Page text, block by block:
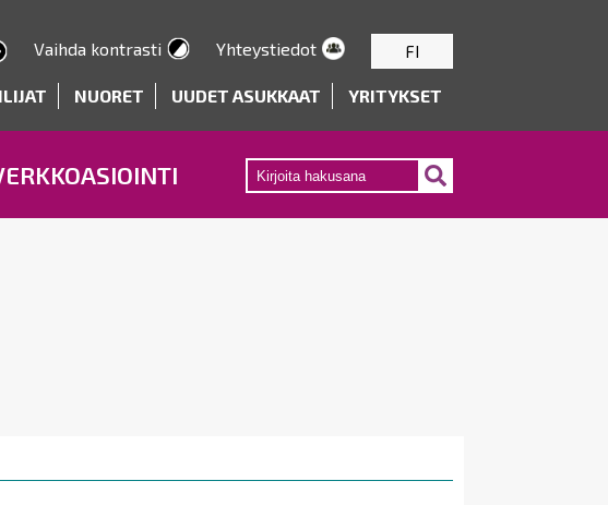
Vaihda kontrasti Yhteystiedot FI
NUORET UUDET ASUKKAAT YRITYKSET